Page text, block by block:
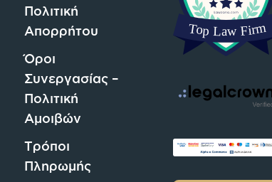
Πολιτική
Απορρήτου
Όροι
Συνεργασίας –
Πολιτική
Αμοιβών
Τρόποι
Πληρωμής